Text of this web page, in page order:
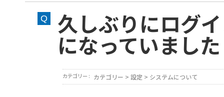
久しぶりにログ
になっていました
カテゴリー : カテゴリー > 設定 > システムについて